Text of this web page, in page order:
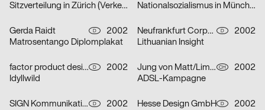
Sitzverteilung in Zürich (Verkehrsbetriebe Zürich)
Nationalsozialismus in München
Gerda Raidt D
2002
Matrosentango Diplomplakat
Neufrankfurt Corporate Design GmbH D
2002
Lithuanian Insight
factor product designagentur D
2002
Idyllwild
Jung von Matt/Limmat AG CH
2002
ADSL-Kampagne
SIGN Kommunikation GmbH D
2002
Hesse Design GmbH D
2002